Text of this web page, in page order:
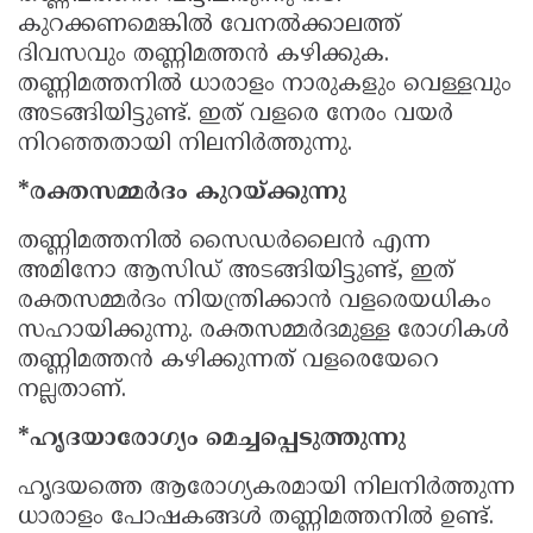
കുറക്കണമെങ്കില്‍ വേനല്‍ക്കാലത്ത്
ദിവസവും തണ്ണിമത്തന്‍ കഴിക്കുക.
തണ്ണിമത്തനില്‍ ധാരാളം നാരുകളും വെള്ളവും
അടങ്ങിയിട്ടുണ്ട്. ഇത് വളരെ നേരം വയര്‍
നിറഞ്ഞതായി നിലനിര്‍ത്തുന്നു.
*രക്തസമ്മര്‍ദം കുറയ്ക്കുന്നു
തണ്ണിമത്തനില്‍ സൈഡര്‍ലൈന്‍ എന്ന
അമിനോ ആസിഡ് അടങ്ങിയിട്ടുണ്ട്, ഇത്
രക്തസമ്മര്‍ദം നിയന്ത്രിക്കാന്‍ വളരെയധികം
സഹായിക്കുന്നു. രക്തസമ്മര്‍ദമുള്ള രോഗികള്‍
തണ്ണിമത്തന്‍ കഴിക്കുന്നത് വളരെയേറെ
നല്ലതാണ്.
*ഹൃദയാരോഗ്യം മെച്ചപ്പെടുത്തുന്നു
ഹൃദയത്തെ ആരോഗ്യകരമായി നിലനിര്‍ത്തുന്ന
ധാരാളം പോഷകങ്ങള്‍ തണ്ണിമത്തനില്‍ ഉണ്ട്.